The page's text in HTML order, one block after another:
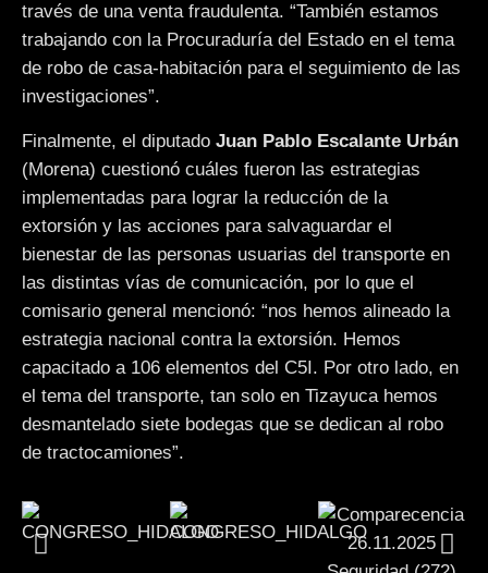
través de una venta fraudulenta. “También estamos
trabajando con la Procuraduría del Estado en el tema
de robo de casa-habitación para el seguimiento de las
investigaciones”.
Finalmente, el diputado Juan Pablo Escalante Urbán
(Morena) cuestionó cuáles fueron las estrategias
implementadas para lograr la reducción de la
extorsión y las acciones para salvaguardar el
bienestar de las personas usuarias del transporte en
las distintas vías de comunicación, por lo que el
comisario general mencionó: “nos hemos alineado la
estrategia nacional contra la extorsión. Hemos
capacitado a 106 elementos del C5I. Por otro lado, en
el tema del transporte, tan solo en Tizayuca hemos
desmantelado siete bodegas que se dedican al robo
de tractocamiones”.